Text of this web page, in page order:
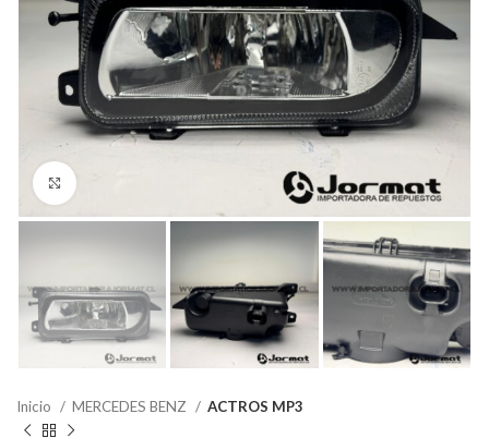
Inicio MERCEDES BENZ ACTROS MP3